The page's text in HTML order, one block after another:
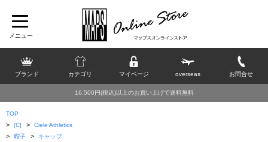
ブランド カテゴリ マイページ overseas お問合せ
16,500円(税込)以上のお買い上げで送料無料
TOP
> [C] > Ciele Athletics
> 帽子 > キャップ